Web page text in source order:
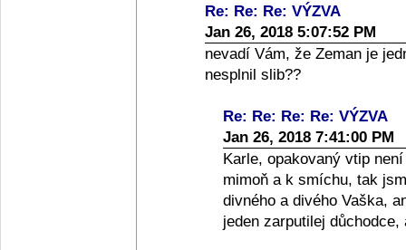
Re: Re: Re: VÝZVA
Jan 26, 2018 5:07:52 PM
nevadí Vám, že Zeman je
nesplnil slib??
Re: Re: Re: Re: VÝZVA
Jan 26, 2018 7:41:00 PM
Karle, opakovaný vtip
mimoň a k smíchu, tak
divného a divého Vaška,
jeden zarputilej